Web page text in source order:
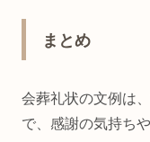
まとめ
会葬礼状の文例は
で、感謝の気持ち